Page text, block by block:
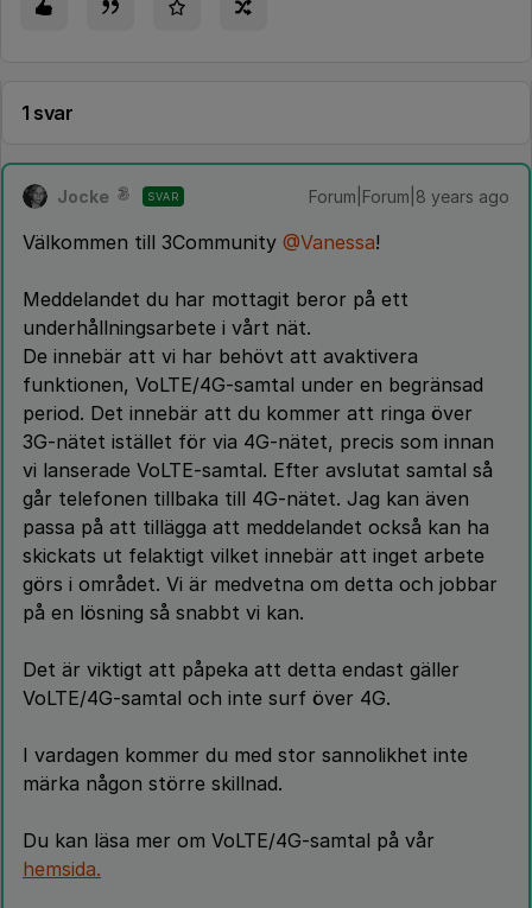
1 svar
Jocke SVAR Forum|Forum|8 years ago
Välkommen till 3Community @Vanessa!
Meddelandet du har mottagit beror på ett
underhållningsarbete i vårt nät.
De innebär att vi har behövt att avaktivera
funktionen, VoLTE/4G-samtal under en begränsad
period. Det innebär att du kommer att ringa över
3G-nätet istället för via 4G-nätet, precis som innan
vi lanserade VoLTE-samtal. Efter avslutat samtal så
går telefonen tillbaka till 4G-nätet. Jag kan även
passa på att tillägga att meddelandet också kan ha
skickats ut felaktigt vilket innebär att inget arbete
görs i området. Vi är medvetna om detta och jobbar
på en lösning så snabbt vi kan.
Det är viktigt att påpeka att detta endast gäller
VoLTE/4G-samtal och inte surf över 4G.
I vardagen kommer du med stor sannolikhet inte
märka någon större skillnad.
Du kan läsa mer om VoLTE/4G-samtal på vår
hemsida.